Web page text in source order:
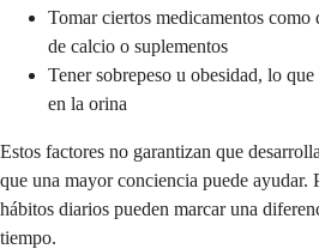
Tomar ciertos medicamentos como
de calcio o suplementos
Tener sobrepeso u obesidad, lo
en la orina
Estos factores no garantizan que
que una mayor conciencia puede ayudar.
hábitos diarios pueden marcar una
tiempo.